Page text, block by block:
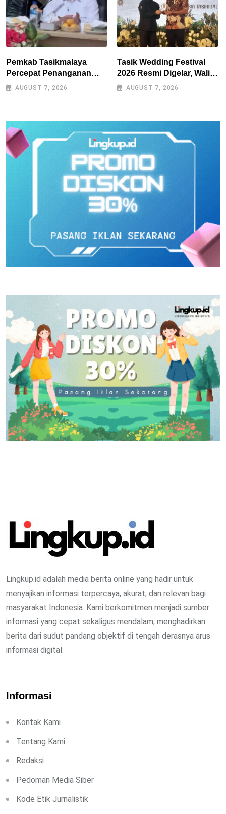
Pemkab Tasikmalaya
Percepat Penanganan
Kekeringan, Sumur Bor
AUGUST 7, 2026
Tasik Wedding Festival
2026 Resmi Digelar, Wali
Kota Optimistis
AUGUST 7, 2026
Lingkup.id adalah media berita online yang hadir untuk
menyajikan informasi terpercaya, akurat, dan relevan bagi
masyarakat Indonesia. Kami berkomitmen menjadi sumber
informasi yang cepat sekaligus mendalam, menghadirkan
berita dari sudut pandang objektif di tengah derasnya arus
informasi digital.
Informasi
Kontak Kami
Tentang Kami
Redaksi
Pedoman Media Siber
Kode Etik Jurnalistik